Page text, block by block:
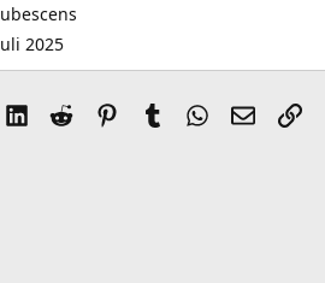
i
2025
LinkedIn
Reddit Pinterest
Tumblr WhatsApp
E-Mail